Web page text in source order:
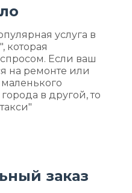
услуга в
которая
Если ваш
на ремонте или
в другой, то
заказ